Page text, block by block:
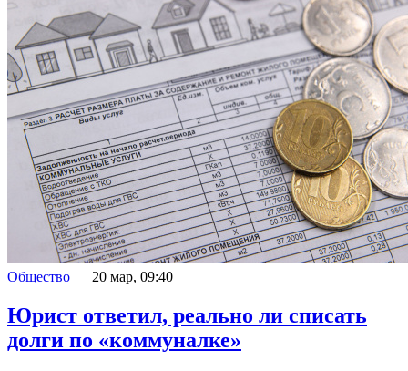
Общество 20 мар, 09:40
Юрист ответил, реально ли списать
долги по «коммуналке»